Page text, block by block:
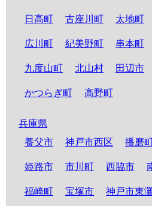
日高町 古座川町 太地町
広川町 紀美野町 串本町
九度山町 北山村 田辺市
かつらぎ町 高野町
兵庫県
養父市
神戸市西区 播磨
姫路市 市川町 西脇市
福崎町 宝塚市 神戸市東